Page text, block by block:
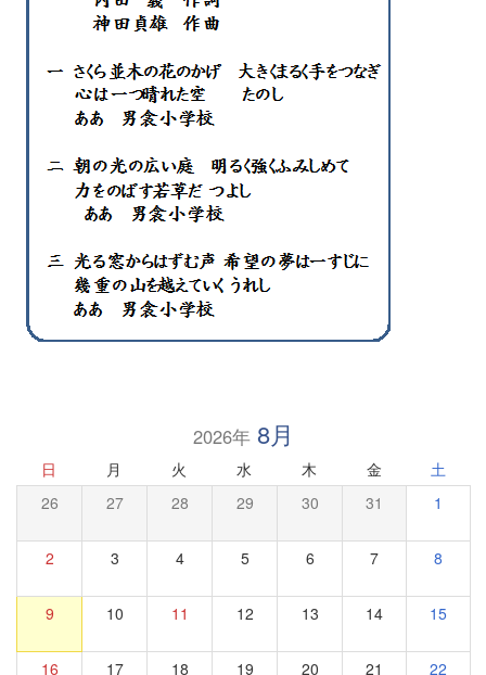
2026年8月
日 月 火 水 木 金 土
26 27 28 29 30 31 1
2 3 4 5 6 7 8
9 10 11 12 13 14 15
16 17 18 19 20 21 22